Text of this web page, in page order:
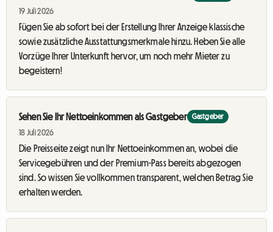
19 Juli 2026
Fügen Sie ab sofort bei der Erstellung Ihrer Anzeige klassische
sowie zusätzliche Ausstattungsmerkmale hinzu. Heben Sie alle
Vorzüge Ihrer Unterkunft hervor, um noch mehr Mieter zu
begeistern!
Sehen Sie Ihr Nettoeinkommen als Gastgeber Gastgeber
18 Juli 2026
Die Preisseite zeigt nun Ihr Nettoeinkommen an, wobei die
Servicegebühren und der Premium-Pass bereits abgezogen
sind. So wissen Sie vollkommen transparent, welchen Betrag Sie
erhalten werden.